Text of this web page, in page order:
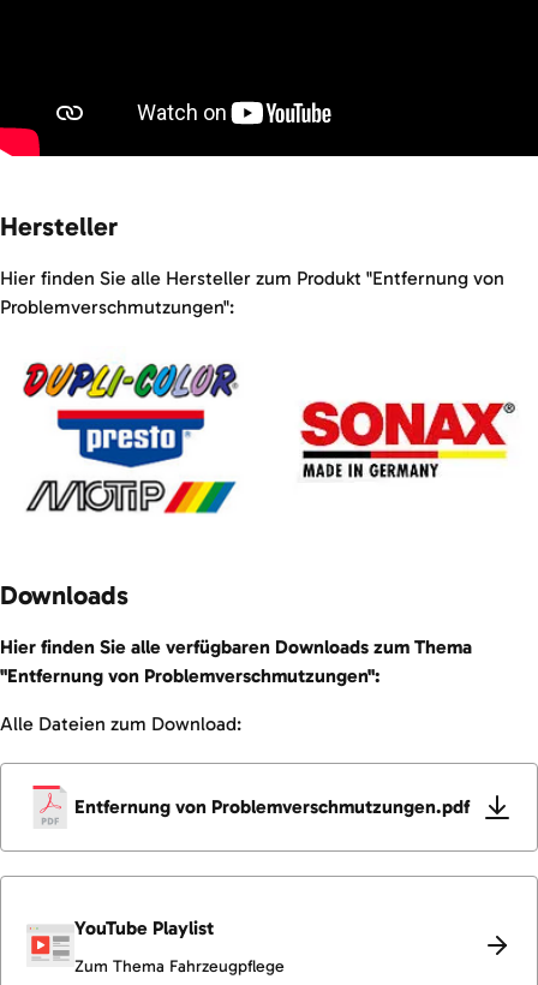
Hersteller
Hier finden Sie alle Hersteller zum Produkt "Entfernung von
Problemverschmutzungen":
Downloads
Hier finden Sie alle verfügbaren Downloads zum Thema
"Entfernung von Problemverschmutzungen":
Alle Dateien zum Download:
Entfernung von Problemverschmutzungen.pdf
YouTube Playlist
Zum Thema Fahrzeugpflege